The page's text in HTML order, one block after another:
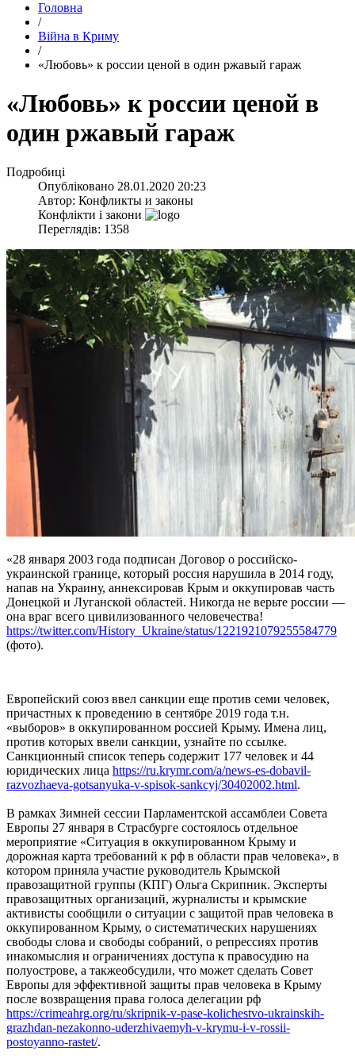
Головна
/
Війна в Криму
/
​«Любовь» к россии ценой в один ржавый гараж
​«Любовь» к россии ценой в
один ржавый гараж
Подробиці
Опубліковано 28.01.2020 20:23
Автор: Конфликты и законы
Конфлікти і закони
Переглядів: 1358
«28 января 2003 года подписан Договор о российско-
украинской границе, который россия нарушила в 2014 году,
напав на Украину, аннексировав Крым и оккупировав часть
Донецкой и Луганской областей. Никогда не верьте россии —
она враг всего цивилизованного человечества!
https://twitter.com/History_Ukraine/status/1221921079255584779
(фото).
Европейский союз ввел санкции еще против семи человек,
причастных к проведению в сентябре 2019 года т.н.
«выборов» в оккупированном россией Крыму. Имена лиц,
против которых ввели санкции, узнайте по ссылке.
Санкционный список теперь содержит 177 человек и 44
юридических лица https://ru.krymr.com/a/news-es-dobavil-
razvozhaeva-gotsanyuka-v-spisok-sankcyj/30402002.html.
В рамках Зимней сессии Парламентской ассамблеи Совета
Европы 27 января в Страсбурге состоялось отдельное
мероприятие «Ситуация в оккупированном Крыму и
дорожная карта требований к рф в области прав человека», в
котором приняла участие руководитель Крымской
правозащитной группы (КПГ) Ольга Скрипник. Эксперты
правозащитных организаций, журналисты и крымские
активисты сообщили о ситуации с защитой прав человека в
оккупированном Крыму, о систематических нарушениях
свободы слова и свободы собраний, о репрессиях против
инакомыслия и ограничениях доступа к правосудию на
полуострове, а такжеобсудили, что может сделать Совет
Европы для эффективной защиты прав человека в Крыму
после возвращения права голоса делегации рф
https://crimeahrg.org/ru/skripnik-v-pase-kolichestvo-ukrainskih-
grazhdan-nezakonno-uderzhivaemyh-v-krymu-i-v-rossii-
postoyanno-rastet/.